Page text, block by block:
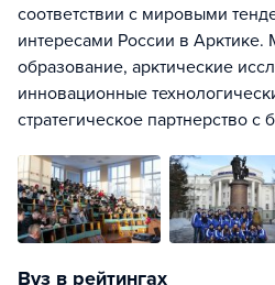
соответствии с мировыми
интересами России в
образование, арктические
инновационные
стратегическое партнерство
Вуз в рейтингах